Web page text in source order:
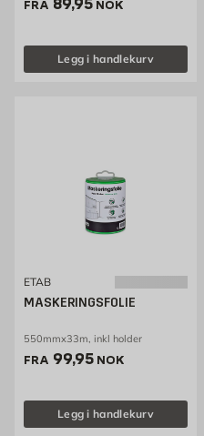
FRA 89,95 NOK
Legg i handlekurv
ETAB
MASKERINGSFOLIE
550mmx33m, inkl holder
FRA Pris 99.95 NOK /stk
99,95 NOK
Legg i handlekurv